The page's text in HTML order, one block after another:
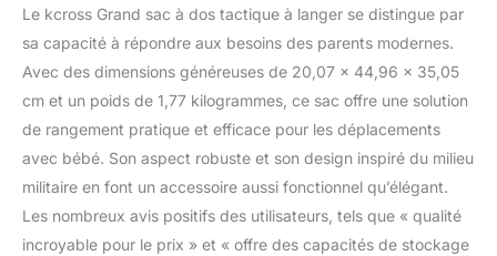
votre sac pour refléter
votre style unique. C'est
plus qu'un simple sac à
langer ; c'est une pièce
maîtresse qui allie
fonctionnalité et style, ce
qui en fait un
compagnon idéal pour
toute sortie, que vous
soyez au parc, en
randonnée ou en course
Le kcross Grand sac à dos tactique à langer se distingue par
sa capacité à répondre aux besoins des parents modernes.
Avec des dimensions généreuses de 20,07 x 44,96 x 35,05
cm et un poids de 1,77 kilogrammes, ce sac offre une solution
de rangement pratique et efficace pour les déplacements
avec bébé. Son aspect robuste et son design inspiré du milieu
militaire en font un accessoire aussi fonctionnel qu’élégant.
Les nombreux avis positifs des utilisateurs, tels que « qualité
incroyable pour le prix » et « offre des capacités de stockage